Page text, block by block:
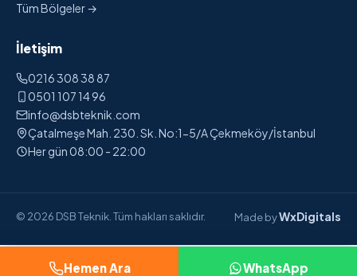
Tüm Bölgeler →
İletişim
0216 308 38 87
0501 107 14 96
info@dsbteknik.com
Çatalmeşe Mah. 230. Sk. No:1-5/A Çekmeköy/İstanbul
Her gün 08:00 - 22:00
© 2026 DSB Teknik. Tüm hakları saklıdır. Made byWxDigitals
Hemen Ara WhatsApp